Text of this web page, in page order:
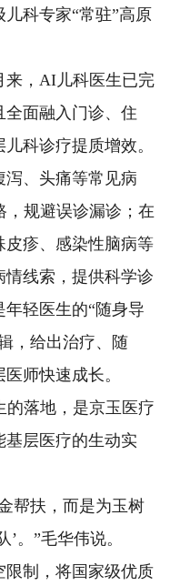
科专家“常驻”高原
，AI儿科医生已完
全面融入门诊、住
科诊疗提质增效。
、头痛等常见病
规避误诊漏诊；在
疹、感染性脑病等
线索，提供科学诊
轻医生的“随身导
，给出治疗、随
师快速成长。
落地，是京玉医疗
层医疗的生动实
扶，而是为玉树
。”毛华伟说。
制，将国家级优质